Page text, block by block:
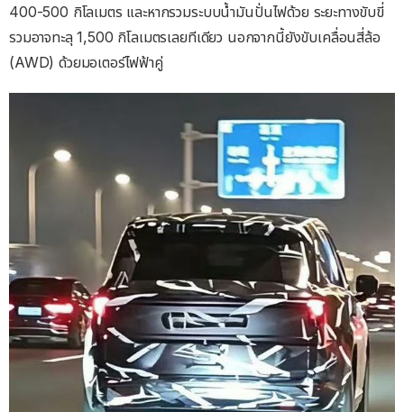
400-500 กิโลเมตร และหากรวมระบบน้ำมันปั่นไฟด้วย ระยะทางขับขี่
รวมอาจทะลุ 1,500 กิโลเมตรเลยทีเดียว นอกจากนี้ยังขับเคลื่อนสี่ล้อ
(AWD) ด้วยมอเตอร์ไฟฟ้าคู่